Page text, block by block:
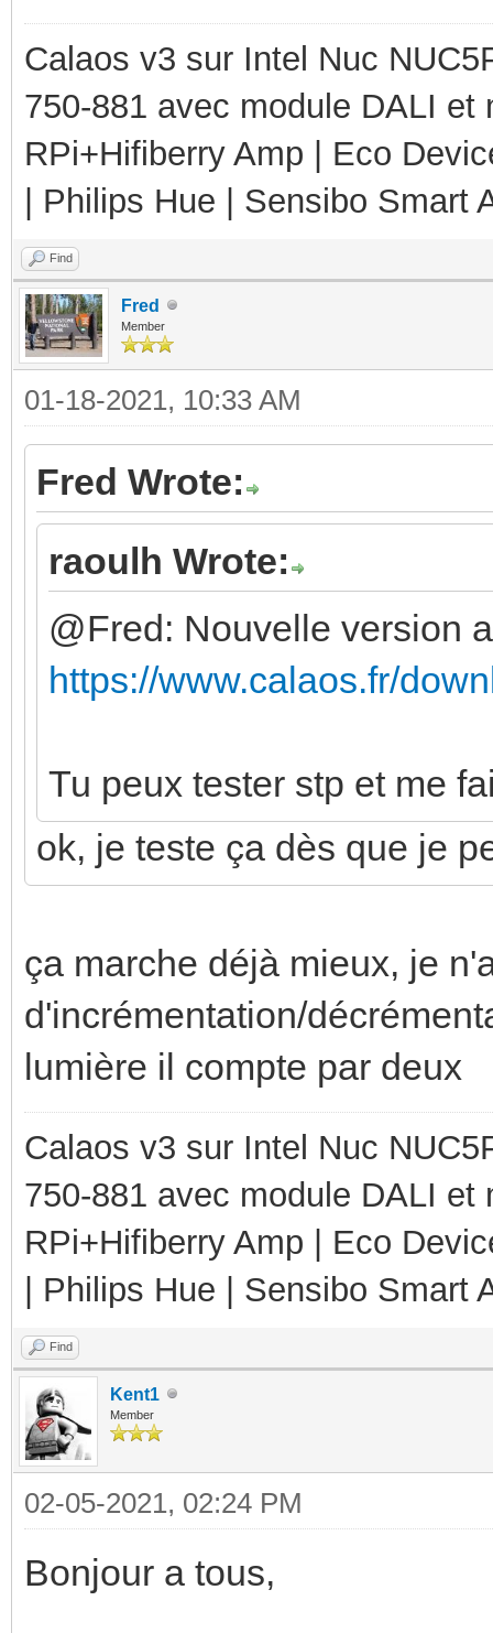
Calaos v3 sur Intel Nuc
750-881 avec module DALI
RPi+Hifiberry Amp | Eco
| Philips Hue | Sensibo Smart
Find
Fred
Member
01-18-2021, 10:33 AM
Fred Wrote:
raoulh Wrote:
@Fred: Nouvelle version
https://www.calaos.fr/
Tu peux tester stp et me
ok, je teste ça dès que je
ça marche déjà mieux, je
d'incrémentation/
lumière il compte par deux
Calaos v3 sur Intel Nuc
750-881 avec module DALI
RPi+Hifiberry Amp | Eco
| Philips Hue | Sensibo Smart
Find
Kent1
Member
02-05-2021, 02:24 PM
Bonjour a tous,